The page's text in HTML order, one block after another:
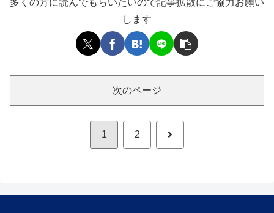
多くの方に読んでもらいたいので記事拡散にご協力お願い
します
次のページ
1 2 次